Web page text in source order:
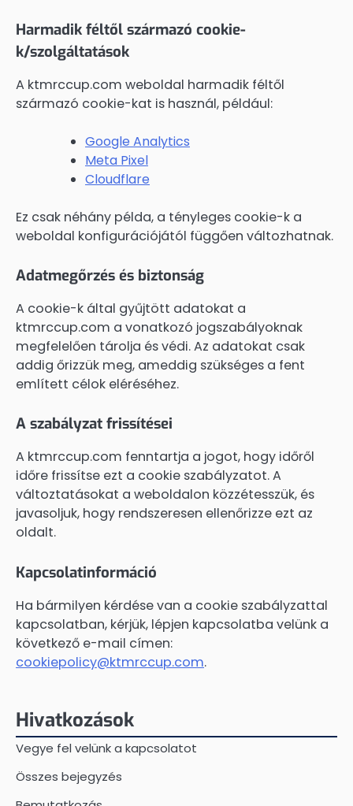
Harmadik féltől származó cookie-
k/szolgáltatások
A ktmrccup.com weboldal harmadik féltől
származó cookie-kat is használ, például:
Google Analytics
Meta Pixel
Cloudflare
Ez csak néhány példa, a tényleges cookie-k a
weboldal konfigurációjától függően változhatnak.
Adatmegőrzés és biztonság
A cookie-k által gyűjtött adatokat a
ktmrccup.com a vonatkozó jogszabályoknak
megfelelően tárolja és védi. Az adatokat csak
addig őrizzük meg, ameddig szükséges a fent
említett célok eléréséhez.
A szabályzat frissítései
A ktmrccup.com fenntartja a jogot, hogy időről
időre frissítse ezt a cookie szabályzatot. A
változtatásokat a weboldalon közzétesszük, és
javasoljuk, hogy rendszeresen ellenőrizze ezt az
oldalt.
Kapcsolatinformáció
Ha bármilyen kérdése van a cookie szabályzattal
kapcsolatban, kérjük, lépjen kapcsolatba velünk a
következő e-mail címen:
cookiepolicy@ktmrccup.com.
Hivatkozások
Vegye fel velünk a kapcsolatot
Összes bejegyzés